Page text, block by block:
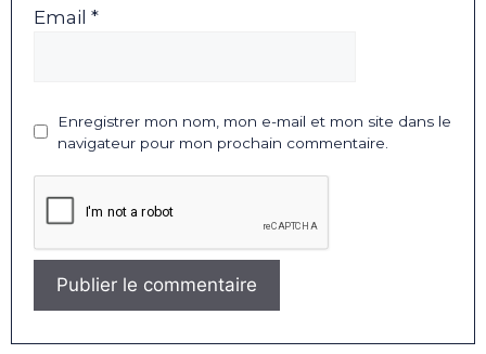
Email *
Enregistrer mon nom, mon e-mail et mon site dans le
navigateur pour mon prochain commentaire.